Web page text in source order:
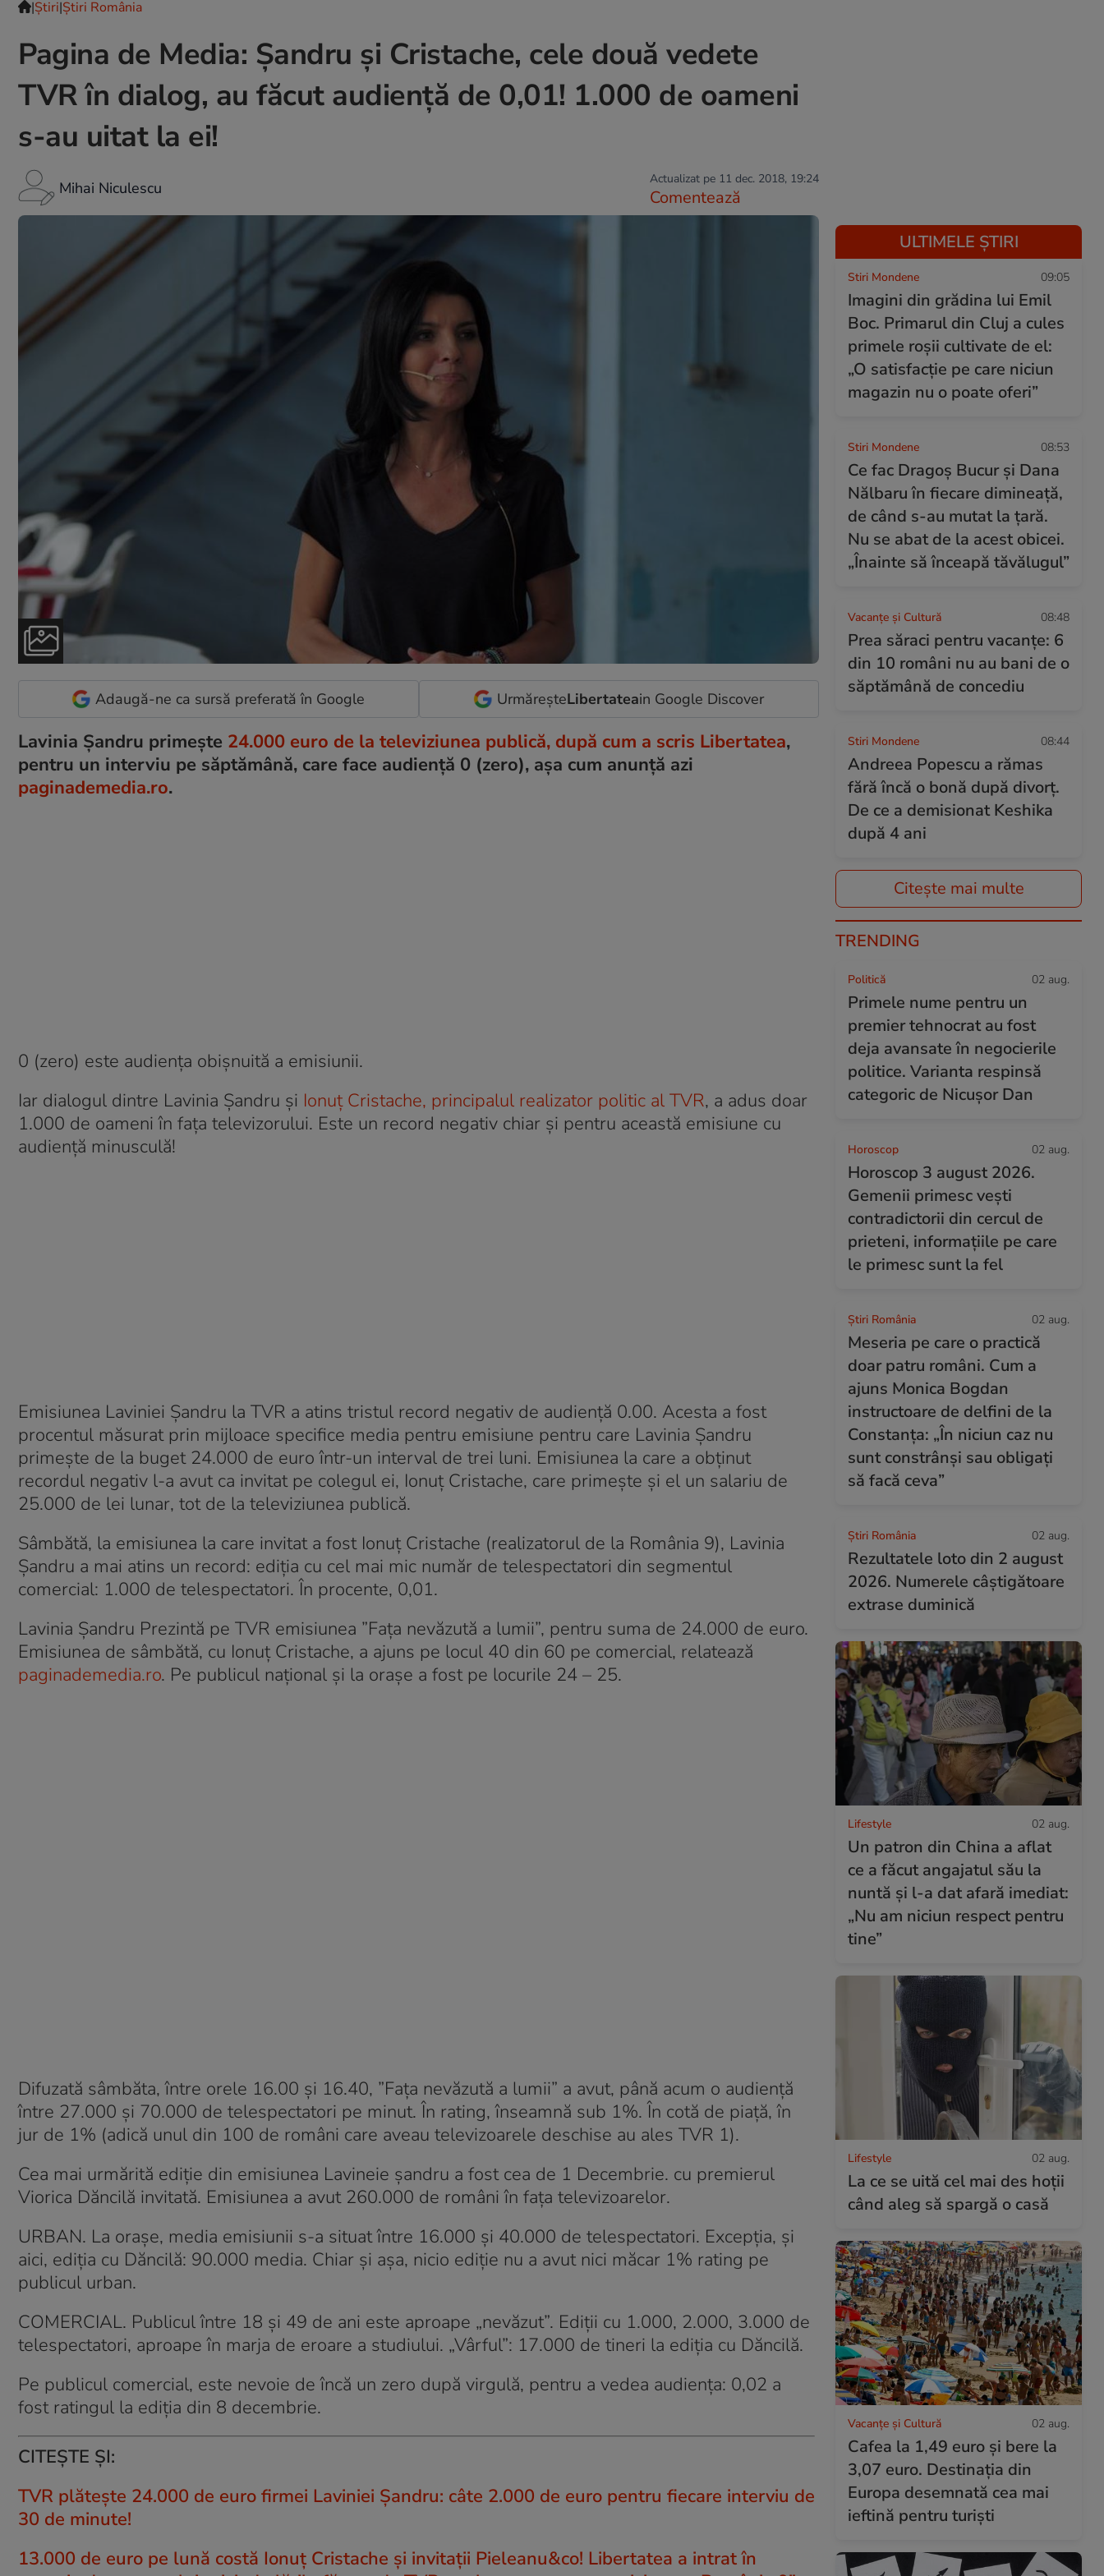
|Ştiri|Știri România
Pagina de Media: Șandru și Cristache, cele două vedete
TVR în dialog, au făcut audiență de 0,01! 1.000 de oameni
s-au uitat la ei!
Mihai Niculescu Actualizat pe 11 dec. 2018, 19:24
Comentează
Adaugă-ne ca sursă preferată în Google UrmăreșteLibertateain Google Discover
Lavinia Șandru primește 24.000 euro de la televiziunea publică, după cum a scris Libertatea,
pentru un interviu pe săptămână, care face audiență 0 (zero), așa cum anunță azi
paginademedia.ro.
0 (zero) este audiența obișnuită a emisiunii.
Iar dialogul dintre Lavinia Șandru și Ionuț Cristache, principalul realizator politic al TVR, a adus doar
1.000 de oameni în fața televizorului. Este un record negativ chiar și pentru această emisiune cu
audiență minusculă!
Emisiunea Laviniei Șandru la TVR a atins tristul record negativ de audiență 0.00. Acesta a fost
procentul măsurat prin mijloace specifice media pentru emisiune pentru care Lavinia Șandru
primește de la buget 24.000 de euro într-un interval de trei luni. Emisiunea la care a obținut
recordul negativ l-a avut ca invitat pe colegul ei, Ionuț Cristache, care primește și el un salariu de
25.000 de lei lunar, tot de la televiziunea publică.
Sâmbătă, la emisiunea la care invitat a fost Ionuț Cristache (realizatorul de la România 9), Lavinia
Șandru a mai atins un record: ediția cu cel mai mic număr de telespectatori din segmentul
comercial: 1.000 de telespectatori. În procente, 0,01.
Lavinia Șandru Prezintă pe TVR emisiunea ”Fața nevăzută a lumii”, pentru suma de 24.000 de euro.
Emisiunea de sâmbătă, cu Ionuț Cristache, a ajuns pe locul 40 din 60 pe comercial, relatează
paginademedia.ro. Pe publicul național și la orașe a fost pe locurile 24 – 25.
Difuzată sâmbăta, între orele 16.00 și 16.40, ”Fața nevăzută a lumii” a avut, până acum o audiență
între 27.000 și 70.000 de telespectatori pe minut. În rating, înseamnă sub 1%. În cotă de piață, în
jur de 1% (adică unul din 100 de români care aveau televizoarele deschise au ales TVR 1).
Cea mai urmărită ediție din emisiunea Lavineie șandru a fost cea de 1 Decembrie. cu premierul
Viorica Dăncilă invitată. Emisiunea a avut 260.000 de români în fața televizoarelor.
URBAN. La orașe, media emisiunii s-a situat între 16.000 și 40.000 de telespectatori. Excepția, și
aici, ediția cu Dăncilă: 90.000 media. Chiar și așa, nicio ediție nu a avut nici măcar 1% rating pe
publicul urban.
COMERCIAL. Publicul între 18 și 49 de ani este aproape „nevăzut”. Ediții cu 1.000, 2.000, 3.000 de
telespectatori, aproape în marja de eroare a studiului. „Vârful”: 17.000 de tineri la ediția cu Dăncilă.
Pe publicul comercial, este nevoie de încă un zero după virgulă, pentru a vedea audiența: 0,02 a
fost ratingul la ediția din 8 decembrie.
CITEȘTE ȘI:
TVR plăteşte 24.000 de euro firmei Laviniei Şandru: câte 2.000 de euro pentru fiecare interviu de
30 de minute!
13.000 de euro pe lună costă Ionuț Cristache și invitații Pieleanu&co! Libertatea a intrat în
ULTIMELE ȘTIRI
Stiri Mondene 09:05
Imagini din grădina lui Emil
Boc. Primarul din Cluj a cules
primele roșii cultivate de el:
„O satisfacție pe care niciun
magazin nu o poate oferi”
Stiri Mondene 08:53
Ce fac Dragoș Bucur și Dana
Nălbaru în fiecare dimineață,
de când s-au mutat la țară.
Nu se abat de la acest obicei.
„Înainte să înceapă tăvălugul”
Vacanțe și Cultură 08:48
Prea săraci pentru vacanțe: 6
din 10 români nu au bani de o
săptămână de concediu
Stiri Mondene 08:44
Andreea Popescu a rămas
fără încă o bonă după divorț.
De ce a demisionat Keshika
după 4 ani
Citește mai multe
TRENDING
Politică 02 aug.
Primele nume pentru un
premier tehnocrat au fost
deja avansate în negocierile
politice. Varianta respinsă
categoric de Nicușor Dan
Horoscop 02 aug.
Horoscop 3 august 2026.
Gemenii primesc vești
contradictorii din cercul de
prieteni, informațiile pe care
le primesc sunt la fel
Știri România 02 aug.
Meseria pe care o practică
doar patru români. Cum a
ajuns Monica Bogdan
instructoare de delfini de la
Constanța: „În niciun caz nu
sunt constrânși sau obligați
să facă ceva”
Știri România 02 aug.
Rezultatele loto din 2 august
2026. Numerele câștigătoare
extrase duminică
Lifestyle 02 aug.
Un patron din China a aflat
ce a făcut angajatul său la
nuntă și l-a dat afară imediat:
„Nu am niciun respect pentru
tine”
Lifestyle 02 aug.
La ce se uită cel mai des hoții
când aleg să spargă o casă
Vacanțe și Cultură 02 aug.
Cafea la 1,49 euro și bere la
3,07 euro. Destinația din
Europa desemnată cea mai
ieftină pentru turiști